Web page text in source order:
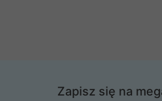
Zapisz się na